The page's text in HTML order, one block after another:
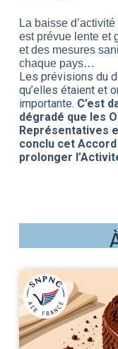
La baisse
est prévue lente et
et des mesures
chaque pays…
Les prévisions du
qu’elles étaient et
importante. C’est
dégradé que les
Représentatives
conclu cet
prolonger